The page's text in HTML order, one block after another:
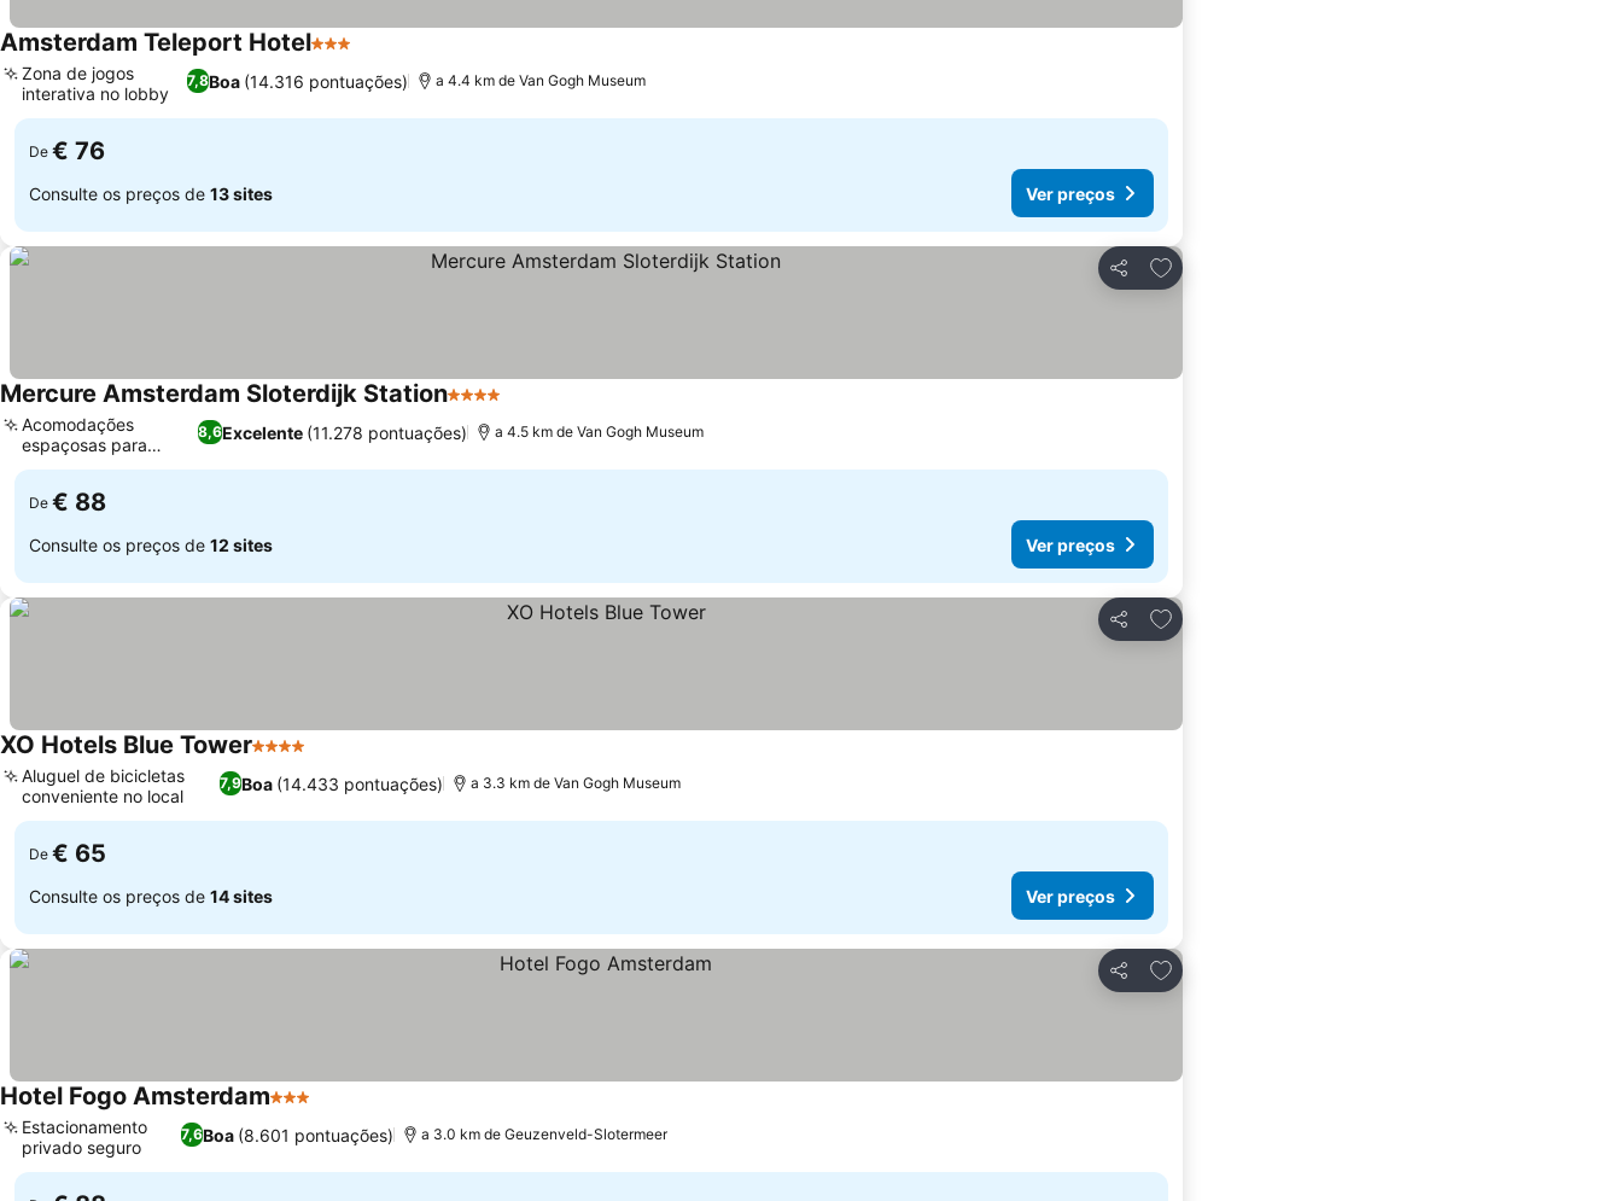
Amsterdam Teleport Hotel3 Estrelas
7,8Boa (14.316 pontuações)
Zona de jogos
interativa no lobby
a 4.4 km de Van Gogh Museum
De € 76
Consulte os preços de 13 sites Ver preços
Partilhar
Adicionar aos favoritos
Mercure Amsterdam Sloterdijk Station4 Estrelas
8,6Excelente (11.278 pontuações)
Acomodações
espaçosas para
famílias
a 4.5 km de Van Gogh Museum
De € 88
Consulte os preços de 12 sites Ver preços
Partilhar
Adicionar aos favoritos
XO Hotels Blue Tower4 Estrelas
7,9Boa (14.433 pontuações)
Aluguel de bicicletas
conveniente no local
a 3.3 km de Van Gogh Museum
De € 65
Consulte os preços de 14 sites Ver preços
Partilhar
Adicionar aos favoritos
Hotel Fogo Amsterdam3 Estrelas
7,6Boa (8.601 pontuações)
Estacionamento
privado seguro
a 3.0 km de Geuzenveld-Slotermeer